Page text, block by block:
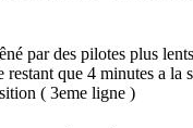
par des pilotes plus
que 4 minutes a
( 3eme ligne )